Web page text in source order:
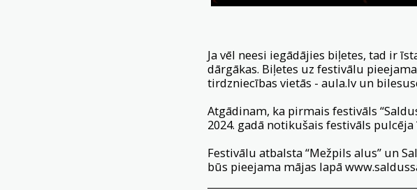
Ja vēl neesi iegādājies biļetes, tad ir
dārgākas. Biļetes uz festivālu
tirdzniecības vietās - aula.lv un
Atgādinam, ka pirmais festivāls
2024. gadā notikušais festivāls
Festivālu atbalsta “Mežpils alus” un
būs pieejama mājas lapā